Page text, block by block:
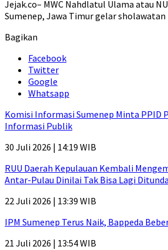
Jejak.co– MWC Nahdlatul Ulama atau
Sumenep, Jawa Timur gelar
Bagikan
Facebook
Twitter
Google
Whatsapp
Komisi Informasi Sumenep Minta PPID
Informasi Publik
30 Juli 2026 | 14:19 WIB
RUU Daerah Kepulauan Kembali
Antar-Pulau Dinilai Tak Bisa Lagi Ditunda
22 Juli 2026 | 13:39 WIB
IPM Sumenep Terus Naik, Bappeda
21 Juli 2026 | 13:54 WIB